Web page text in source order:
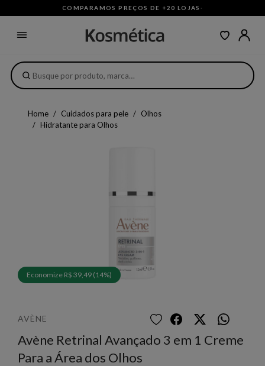
COMPARAMOS PREÇOS DE +20 LOJAS ·
Home Cuidados para pele
Olhos
Hidratante para Olhos
Economize R$ 39,49 (14%)
AVÈNE
Avène Retrinal Avançado 3 em 1 Creme
Para a Área dos Olhos